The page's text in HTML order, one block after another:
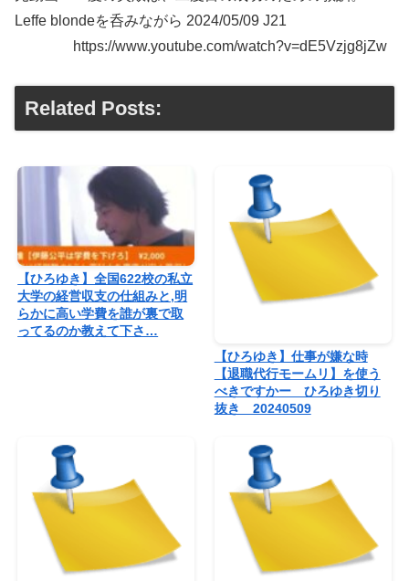
Leffe blondeを呑みながら 2024/05/09 J21
https://www.youtube.com/watch?v=dE5Vzjg8jZw
Related Posts:
【ひろゆき】全国622校の私立
大学の経営収支の仕組みと,明
らかに高い学費を誰が裏で取
ってるのか教えて下さ…
【ひろゆき】仕事が嫌な時
【退職代行モームリ】を使う
べきですかー ひろゆき切り
抜き 20240509